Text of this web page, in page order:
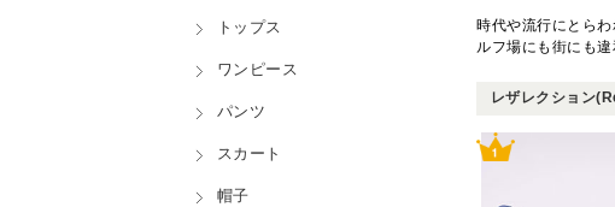
トップス
ワンピース
パンツ
スカート
帽子
時代や流行にとら
ルフ場にも街にも
レザレクション